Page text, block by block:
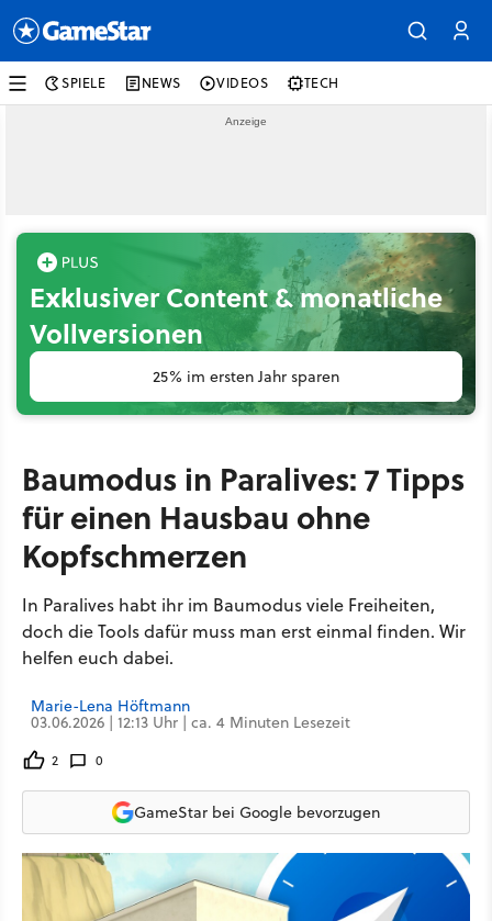
SPIELE NEWS VIDEOS TECH
Exklusiver Content & monatliche
Vollversionen
25% im ersten Jahr sparen
Baumodus in Paralives: 7 Tipps
für einen Hausbau ohne
Kopfschmerzen
In Paralives habt ihr im Baumodus viele Freiheiten,
doch die Tools dafür muss man erst einmal finden. Wir
helfen euch dabei.
Marie-Lena Höftmann
03.06.2026 | 12:13 Uhr | ca. 4 Minuten Lesezeit
2 0
GameStar bei Google bevorzugen